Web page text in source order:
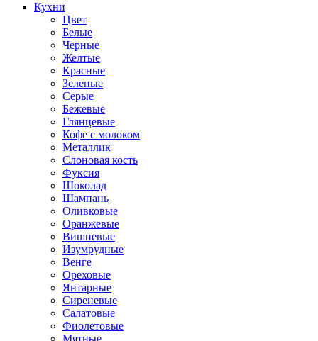
Кухни
Цвет
Белые
Черные
Желтые
Красные
Зеленые
Серые
Бежевые
Глянцевые
Кофе с молоком
Металлик
Слоновая кость
Фуксия
Шоколад
Шампань
Оливковые
Оранжевые
Вишневые
Изумрудные
Венге
Ореховые
Янтарные
Сиреневые
Салатовые
Фиолетовые
Мятные